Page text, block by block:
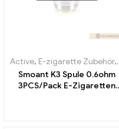
Active, E-zigarette Zubehör,
Smoant K3 Spule 0.6ohm
3PCS/Pack E-Zigaretten